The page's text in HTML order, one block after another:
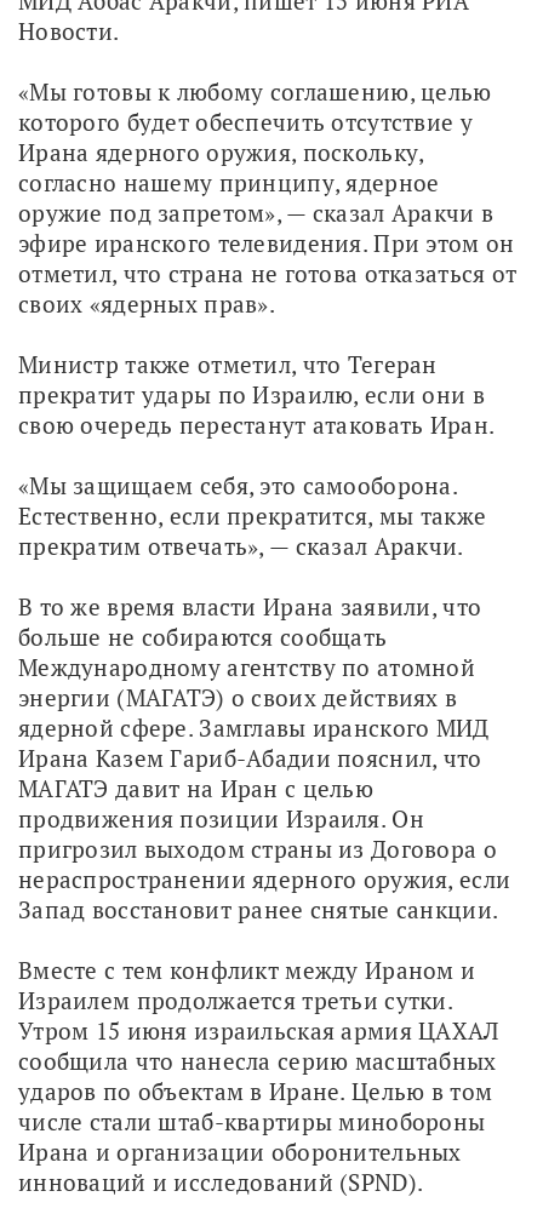
Новости.
«Мы готовы к любому соглашению, целью
которого будет обеспечить отсутствие у
Ирана ядерного оружия, поскольку,
согласно нашему принципу, ядерное
оружие под запретом», — сказал Аракчи в
эфире иранского телевидения. При этом он
отметил, что страна не готова отказаться от
своих «ядерных прав».
Министр также отметил, что Тегеран
прекратит удары по Израилю, если они в
свою очередь перестанут атаковать Иран.
«Мы защищаем себя, это самооборона.
Естественно, если прекратится, мы также
прекратим отвечать», — сказал Аракчи.
В то же время власти Ирана заявили, что
больше не собираются сообщать
Международному агентству по атомной
энергии (МАГАТЭ) о своих действиях в
ядерной сфере. Замглавы иранского МИД
Ирана Казем Гариб-Абадии пояснил, что
МАГАТЭ давит на Иран с целью
продвижения позиции Израиля. Он
пригрозил выходом страны из Договора о
нераспространении ядерного оружия, если
Запад восстановит ранее снятые санкции.
Вместе с тем конфликт между Ираном и
Израилем продолжается третьи сутки.
Утром 15 июня израильская армия ЦАХАЛ
сообщила что нанесла серию масштабных
ударов по объектам в Иране. Целью в том
числе стали штаб-квартиры минобороны
Ирана и организации оборонительных
инноваций и исследований (SPND).